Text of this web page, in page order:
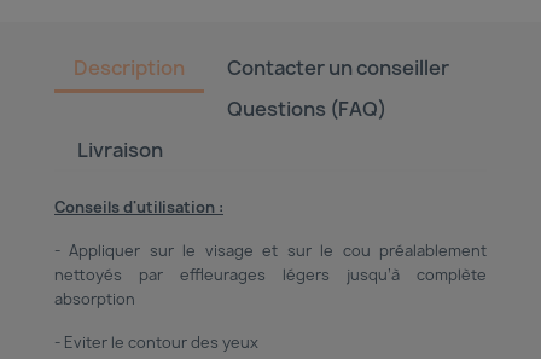
Description
Contacter un conseiller
Questions (FAQ)
Livraison
Conseils d'utilisation :
- Appliquer sur le visage et sur le cou préalablement
nettoyés par effleurages légers jusqu’à complète
absorption
- Eviter le contour des yeux